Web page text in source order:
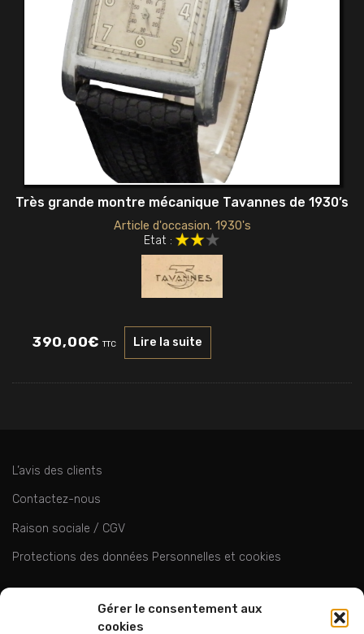
Gérer le consentement aux
cookies
Très grande montre mécanique Tavannes de 1930’s
Article d'occasion. 1930's
Etat :
390,00€ TTC Lire la suite
L’avis des clients
Contactez-nous
Raison sociale / CGV
Protections des données Personnelles et cookies